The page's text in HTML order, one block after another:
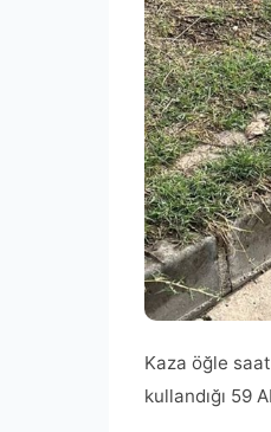
Kaza öğle
kullandığı 59